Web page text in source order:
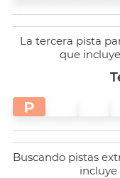
La tercera pista
que
P
Buscando pistas